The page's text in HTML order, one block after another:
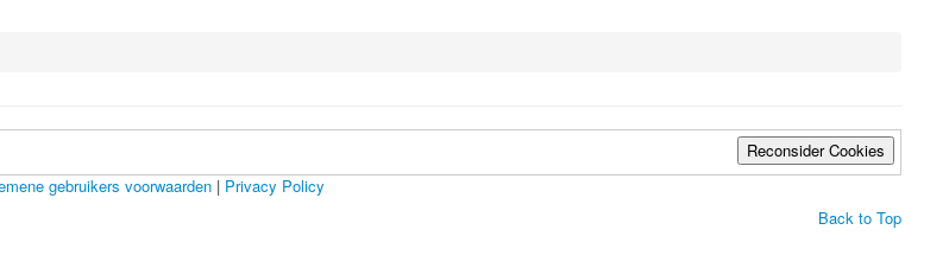
Reconsider Cookies
gebruikers voorwaarden | Privacy Policy
Back to Top